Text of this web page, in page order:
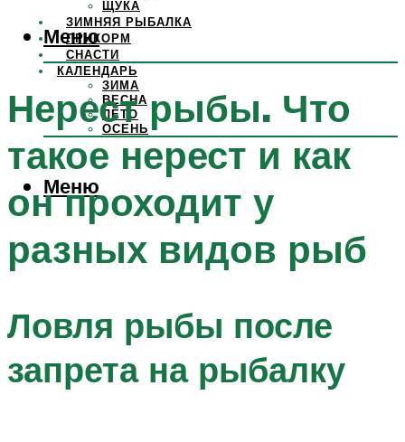
ЩУКА
ЗИМНЯЯ РЫБАЛКА
ПРИКОРМ
СНАСТИ
КАЛЕНДАРЬ
ЗИМА
ВЕСНА
ЛЕТО
ОСЕНЬ
Меню
Меню
Нерест рыбы. Что
такое нерест и как
он проходит у
разных видов рыб
Ловля рыбы после
запрета на рыбалку